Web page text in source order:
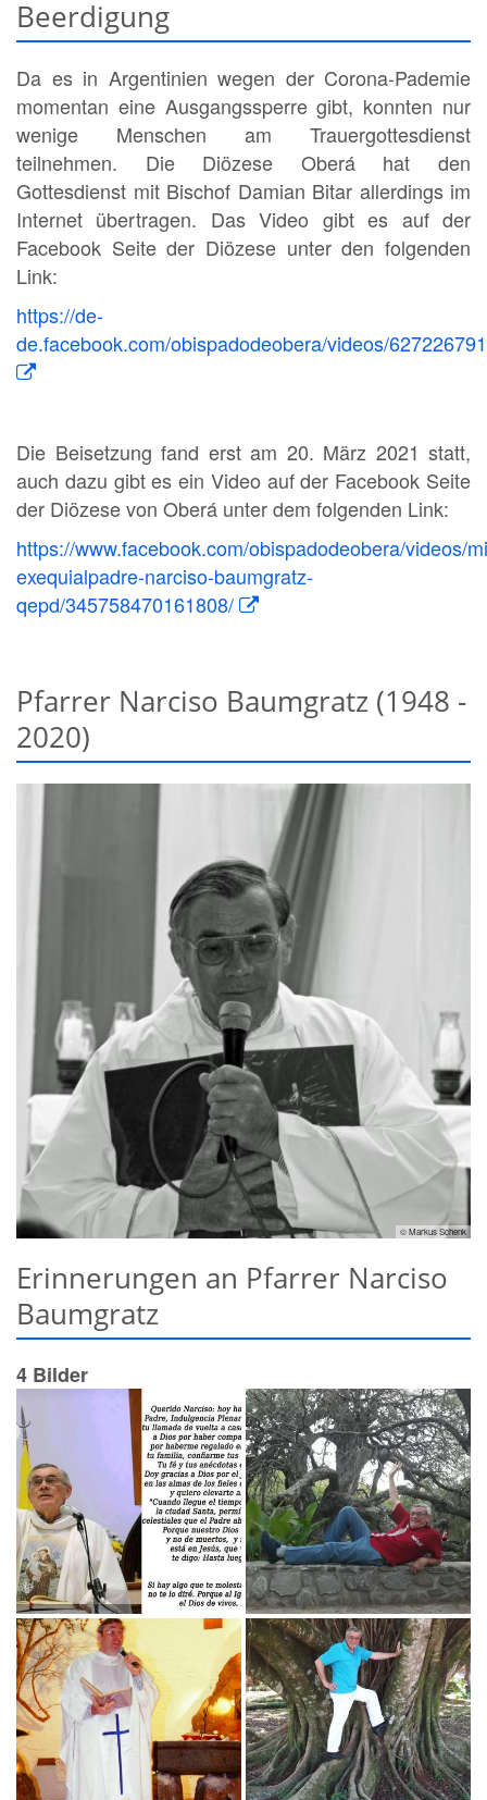
Beerdigung
Da es in Argentinien wegen der Corona-Pademie
momentan eine Ausgangssperre gibt, konnten nur
wenige Menschen am Trauergottesdienst
teilnehmen. Die Diözese Oberá hat den
Gottesdienst mit Bischof Damian Bitar allerdings im
Internet übertragen. Das Video gibt es auf der
Facebook Seite der Diözese unter den folgenden
Link:
https://de-
de.facebook.com/obispadodeobera/videos/
Die Beisetzung fand erst am 20. März 2021 statt,
auch dazu gibt es ein Video auf der Facebook Seite
der Diözese von Oberá unter dem folgenden Link:
https://www.facebook.com/obispadodeobera/videos/
exequialpadre-narciso-baumgratz-
qepd/345758470161808/
Pfarrer Narciso Baumgratz (1948 -
2020)
© Markus Schenk
Erinnerungen an Pfarrer Narciso
Baumgratz
4 Bilder